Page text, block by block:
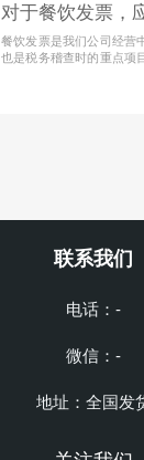
抵扣，所以要将住宿与餐
增值税专用发票，餐饮
住...
餐饮发票是我们公司经营
也是税务稽查时的重点项
账才是合理的呢？首先我
账到业务招待费里，成本
据用途和发生的对象来
直接判断，至少有以下
联系我们
电话：-
微信：-
地址：全国发